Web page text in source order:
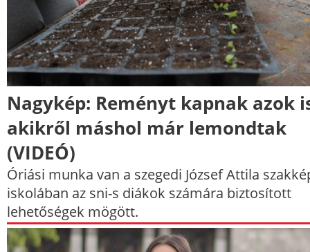
Nagykép: Reményt kapnak azok
akikről máshol már lemondtak
(VIDEÓ)
Óriási munka van a szegedi József Attila
iskolában az sni-s diákok számára biztosított
lehetőségek mögött.